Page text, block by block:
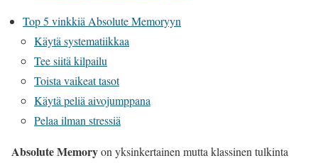
Top 5 vinkkiä Absolute Memoryyn
Käytä systematiikkaa
Tee siitä kilpailu
Toista vaikeat tasot
Käytä peliä aivojumppana
Pelaa ilman stressiä
Absolute Memoryon yksinkertainen mutta klassinen tulkinta